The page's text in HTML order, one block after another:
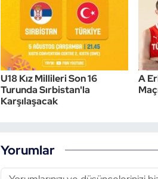
U18 Kız Millileri Son 16
Turunda Sırbistan'la
Karşılaşacak
A
Yorumlar